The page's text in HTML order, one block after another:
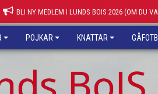
BLI NY MEDLEM I LUNDS BOIS 2026 (OM DU
POJKAR KNATTAR